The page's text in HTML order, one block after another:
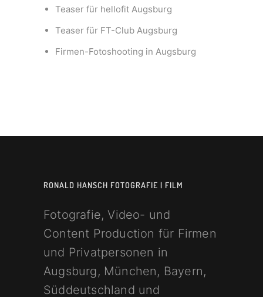
Teaser für hellofit Augsburg
Teaser für FT-Club Augsburg
Firmen-Fotoshooting in Augsburg
RONALD HANSCH FOTOGRAFIE | FILM
Fotografie, Video- und
Content Production für Firmen
und Privatpersonen in
Augsburg, München, Bayern,
Süddeutschland und